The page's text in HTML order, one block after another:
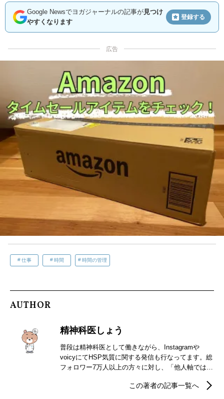
Google Newsでヨガジャーナルの記事が見つけ
やすくなります
登録する
広告
仕事 時間 時間の管理
AUTHOR
精神科医しょう
普段は精神科医として働きながら、Instagramや
voicyにてHSP気質に関する発信も行なってます。総
フォロワー7万人以上の方々に対し、「他人軸ではな
自分軸になりたい方は是非、私の発信をのぞいてみ
この著者の記事一覧へ